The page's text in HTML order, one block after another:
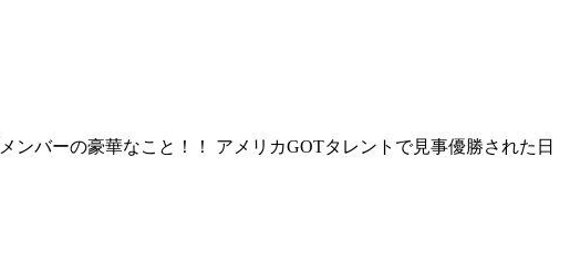
バーの豪華なこと！！ アメリカGOTタレントで見事優勝された日